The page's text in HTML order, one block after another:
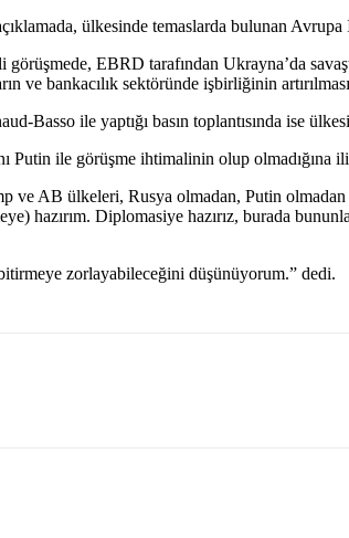
ülkesinde temaslarda bulunan
EBRD tarafından Ukrayna’da
ve bankacılık sektöründe işbirliğinin
Basso ile yaptığı basın toplantısında ise
Putin ile görüşme ihtimalinin olup olmadığına
AB ülkeleri, Rusya olmadan, Putin olmadan
hazırım. Diplomasiye hazırız, burada
zorlayabileceğini düşünüyorum.” dedi.